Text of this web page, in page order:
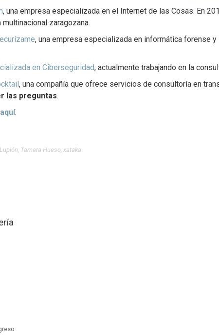
, una empresa especializada en el Internet de las Cosas. En
zaragozana.
, una empresa especializada en informática forense
en Ciberseguridad, actualmente trabajando en la
, una compañía que ofrece servicios de consultoría en
las preguntas.
aquí.
Tamara Hueso xataka